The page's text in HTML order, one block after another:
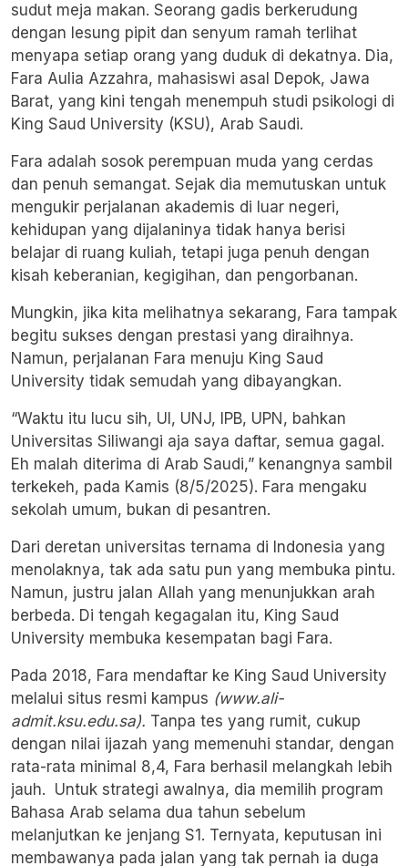
sudut meja makan. Seorang gadis berkerudung
dengan lesung pipit dan senyum ramah terlihat
menyapa setiap orang yang duduk di dekatnya. Dia,
Fara Aulia Azzahra, mahasiswi asal Depok, Jawa
Barat, yang kini tengah menempuh studi psikologi di
King Saud University (KSU), Arab Saudi.
Fara adalah sosok perempuan muda yang cerdas
dan penuh semangat. Sejak dia memutuskan untuk
mengukir perjalanan akademis di luar negeri,
kehidupan yang dijalaninya tidak hanya berisi
belajar di ruang kuliah, tetapi juga penuh dengan
kisah keberanian, kegigihan, dan pengorbanan.
Mungkin, jika kita melihatnya sekarang, Fara tampak
begitu sukses dengan prestasi yang diraihnya.
Namun, perjalanan Fara menuju King Saud
University tidak semudah yang dibayangkan.
“Waktu itu lucu sih, UI, UNJ, IPB, UPN, bahkan
Universitas Siliwangi aja saya daftar, semua gagal.
Eh malah diterima di Arab Saudi,” kenangnya sambil
terkekeh, pada Kamis (8/5/2025). Fara mengaku
sekolah umum, bukan di pesantren.
Dari deretan universitas ternama di Indonesia yang
menolaknya, tak ada satu pun yang membuka pintu.
Namun, justru jalan Allah yang menunjukkan arah
berbeda. Di tengah kegagalan itu, King Saud
University membuka kesempatan bagi Fara.
Pada 2018, Fara mendaftar ke King Saud University
melalui situs resmi kampus (www.ali-
admit.ksu.edu.sa). Tanpa tes yang rumit, cukup
dengan nilai ijazah yang memenuhi standar, dengan
rata-rata minimal 8,4, Fara berhasil melangkah lebih
jauh. Untuk strategi awalnya, dia memilih program
Bahasa Arab selama dua tahun sebelum
melanjutkan ke jenjang S1. Ternyata, keputusan ini
membawanya pada jalan yang tak pernah ia duga